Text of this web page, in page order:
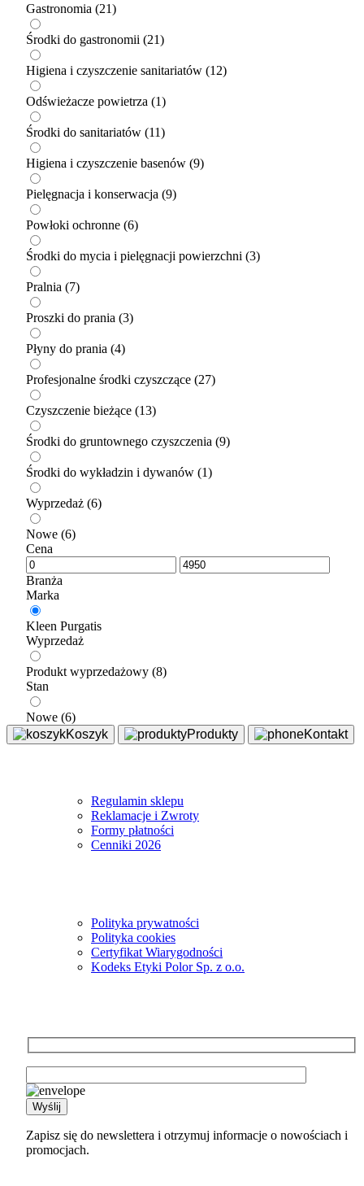
Gastronomia (21)
Środki do gastronomii (21)
Higiena i czyszczenie sanitariatów (12)
Odświeżacze powietrza (1)
Środki do sanitariatów (11)
Higiena i czyszczenie basenów (9)
Pielęgnacja i konserwacja (9)
Powłoki ochronne (6)
Środki do mycia i pielęgnacji powierzchni (3)
Pralnia (7)
Proszki do prania (3)
Płyny do prania (4)
Profesjonalne środki czyszczące (27)
Czyszczenie bieżące (13)
Środki do gruntownego czyszczenia (9)
Środki do wykładzin i dywanów (1)
Wyprzedaż (6)
Nowe (6)
Cena
Branża
Marka
Kleen Purgatis
Wyprzedaż
Produkt wyprzedażowy (8)
Stan
Nowe (6)
Koszyk Produkty Kontakt
Regulamin sklepu
Reklamacje i Zwroty
Formy płatności
Cenniki 2026
Polityka prywatności
Polityka cookies
Certyfikat Wiarygodności
Kodeks Etyki Polor Sp. z o.o.
Zapisz się do newslettera i otrzymuj informacje o nowościach i
promocjach.